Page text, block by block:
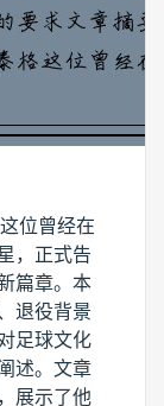
位曾经在
，正式告
篇章。本
退役背景
足球文化
述。文章
展示了他